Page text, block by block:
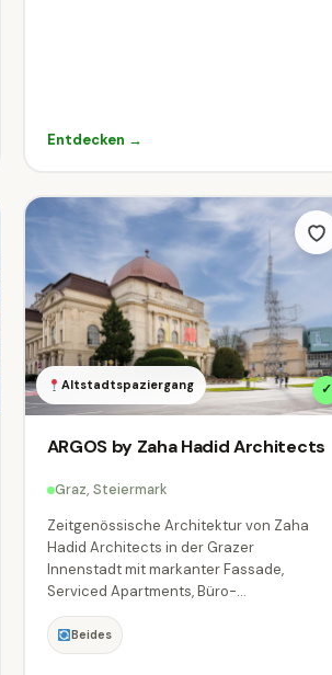
Entdecken →
Altstadtspaziergang ✓
ARGOS by Zaha Hadid Architects
Graz, Steiermark
Zeitgenössische Architektur von Zaha
Hadid Architects in der Grazer
Innenstadt mit markanter Fassade,
Serviced Apartments, Büro-...
Beides